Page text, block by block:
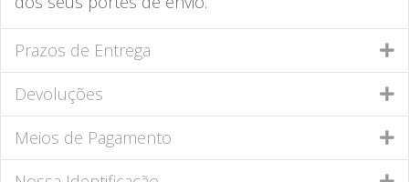
Prazos de Entrega
Devoluções
Meios de Pagamento